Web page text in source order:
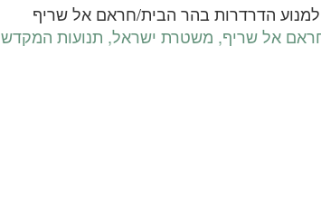
הדרדרות בהר הבית/חראם אל שריף
אל שריף, משטרת ישראל, תנועות המקדש